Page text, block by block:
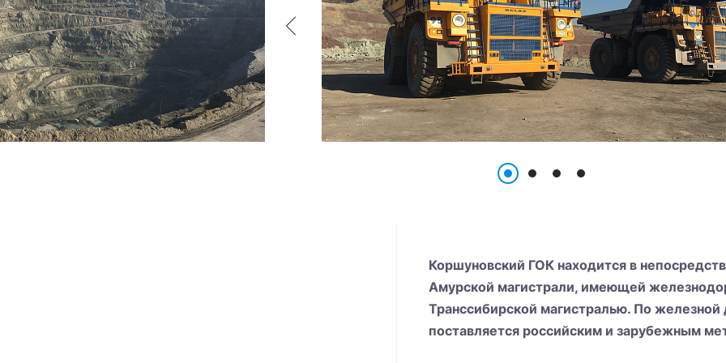
Коршуновский ГОК находится в
Амурской магистрали, имеющей
Транссибирской магистралью. По железной
поставляется российским и зарубежным